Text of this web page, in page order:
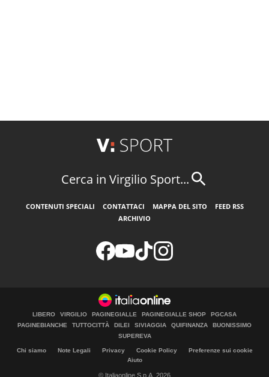
Cerca in Virgilio Sport...
CONTENUTI SPECIALI CONTATTACI MAPPA DEL SITO
FEED RSS
ARCHIVIO
LIBERO VIRGILIO PAGINEGIALLE PAGINEGIALLE SHOP
PGCASA
PAGINEBIANCHE
TUTTOCITTÀ DILEI SIVIAGGIA QUIFINANZA
BUONISSIMO
SUPEREVA
Chi siamo Note Legali Privacy Cookie Policy
Preferenze sui cookie
Aiuto
© Italiaonline S.p.A. 2026